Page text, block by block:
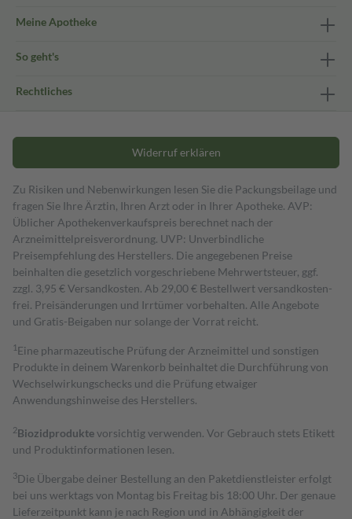
Meine Apotheke
So geht's
Rechtliches
Widerruf erklären
Zu Risiken und Nebenwirkungen lesen Sie die Packungsbeilage und
fragen Sie Ihre Ärztin, Ihren Arzt oder in Ihrer Apotheke. AVP:
Üblicher Apothekenverkaufspreis berechnet nach der
Arzneimittelpreisverordnung. UVP: Unverbindliche
Preisempfehlung des Herstellers. Die angegebenen Preise
beinhalten die gesetzlich vorgeschriebene Mehrwertsteuer, ggf.
zzgl. 3,95 € Versandkosten. Ab 29,00 € Bestell­wert versand­kosten­
frei. Preisänderungen und Irrtümer vorbehalten. Alle Angebote
und Gratis-Beigaben nur solange der Vorrat reicht.
1 Eine pharmazeutische Prüfung der Arzneimittel und sonstigen
Produkte in deinem Warenkorb beinhaltet die Durchführung von
Wechselwirkungschecks und die Prüfung etwaiger
Anwendungshinweise des Herstellers.
2Biozidproduktevorsichtig verwenden. Vor Gebrauch stets Etikett
und Produktinformationen lesen.
3Die Übergabe deiner Bestellung an den Paketdienstleister erfolgt
bei uns werktags von Montag bis Freitag bis 18:00 Uhr. Der genaue
Lieferzeitpunkt kann je nach Region und in Abhängigkeit der